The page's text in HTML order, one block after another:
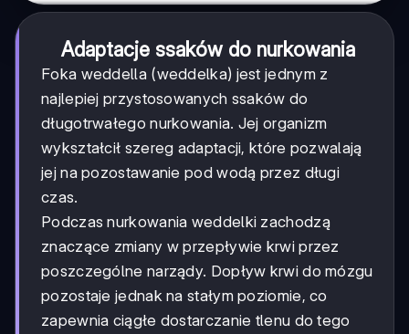
Adaptacje ssaków do nurkowania
Foka weddella (weddelka) jest jednym z
najlepiej przystosowanych ssaków do
długotrwałego nurkowania. Jej organizm
wykształcił szereg adaptacji, które pozwalają
jej na pozostawanie pod wodą przez długi
czas.
Podczas nurkowania weddelki zachodzą
znaczące zmiany w przepływie krwi przez
poszczególne narządy. Dopływ krwi do mózgu
pozostaje jednak na stałym poziomie, co
zapewnia ciągłe dostarczanie tlenu do tego